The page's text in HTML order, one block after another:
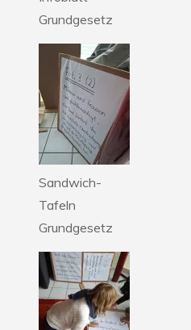
Grundgesetz
Sandwich-
Tafeln
Grundgesetz